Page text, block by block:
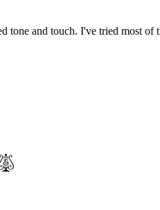
tone and touch. I've tried most